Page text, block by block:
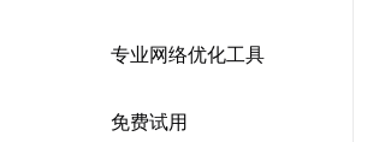
专业网络优化工具
免费试用